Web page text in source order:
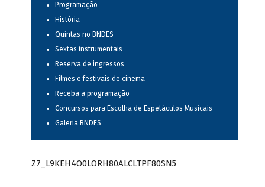
Programação
História
Quintas no BNDES
Sextas instrumentais
Reserva de ingressos
Filmes e festivais de cinema
Receba a programação
Concursos para Escolha de Espetáculos Musicais
Galeria BNDES
Z7_L9KEH4O0LORH80ALCLTPF80SN5